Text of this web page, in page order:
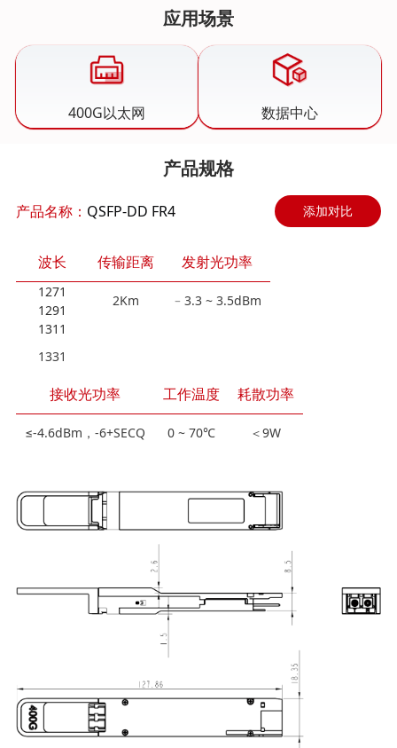
应用场景
400G以太网 数据中心
产品规格
产品名称： QSFP-DD FR4 添加对比
波长
1271
1291
1311
1331
传输距离
2Km
发射光功率
﹣3.3 ~ 3.5dBm
接收光功率
≤-4.6dBm，-6+SECQ
工作温度
0 ~ 70℃
耗散功率
＜9W